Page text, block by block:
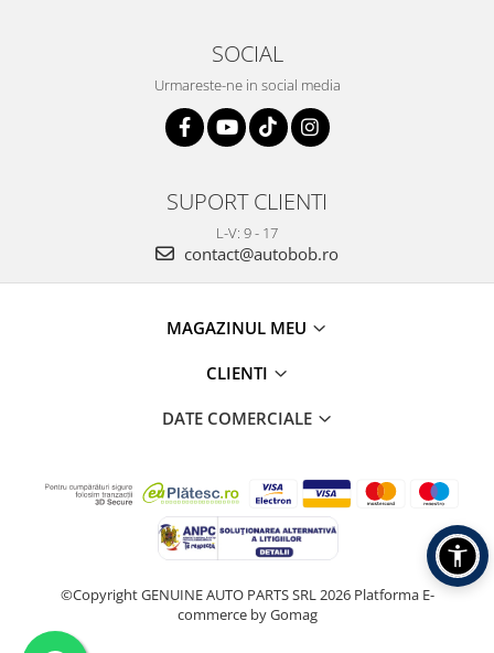
SOCIAL
Urmareste-ne in social media
SUPORT CLIENTI
L-V: 9 - 17
contact@autobob.ro
MAGAZINUL MEU
CLIENTI
DATE COMERCIALE
©Copyright GENUINE AUTO PARTS SRL 2026 Platforma E-
commerce by Gomag